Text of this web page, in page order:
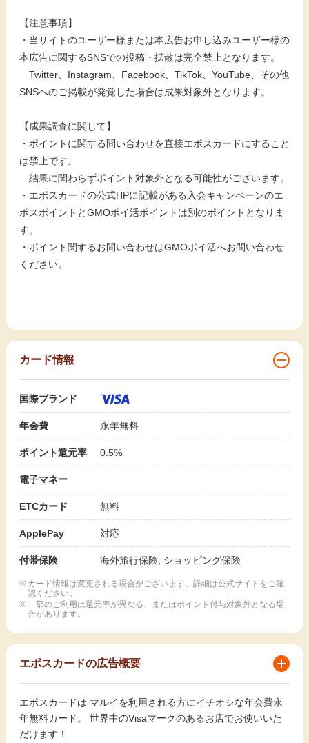
【注意事項】
・当サイトのユーザー様または本広告お申し込みユーザー様の
本広告に関するSNSでの投稿・拡散は完全禁止となります。
Twitter、Instagram、Facebook、TikTok、YouTube、その他
SNSへのご掲載が発覚した場合は成果対象外となります。
【成果調査に関して】
・ポイントに関する問い合わせを直接エポスカードにすること
は禁止です。
結果に関わらずポイント対象外となる可能性がございます。
・エポスカードの公式HPに記載がある入会キャンペーンのエ
ポスポイントとGMOポイ活ポイントは別のポイントとなりま
す。
・ポイント関するお問い合わせはGMOポイ活へお問い合わせ
ください。
カード情報
国際ブランド
年会費 永年無料
ポイント還元率 0.5%
電子マネー
ETCカード 無料
ApplePay 対応
付帯保険 海外旅行保険, ショッピング保険
カード情報は変更される場合がございます。詳細は公式サイトをご確
認ください。
一部のご利用は還元率が異なる、またはポイント付与対象外となる場
合があります。
エポスカードの広告概要
エポスカードは マルイを利用される方にイチオシな年会費永
年無料カード。 世界中のVisaマークのあるお店でお使いいた
だけます！